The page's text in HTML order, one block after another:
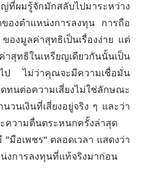
ผมรู้จักมักสลับไปมาระหว่าง
องตำแหน่งการลงทุน การถือ
องมูลค่าสุทธิเป็นเรื่องง่าย แต่
สุทธิในเหรียญเดียวกันนั้นเป็น
ป ไม่ว่าคุณจะมีความเชื่อมั่น
นต่อความเสี่ยงไม่ใช่ลักษณะ
นเงินที่เสี่ยงอยู่จริง ๆ และว่า
ความตื่นตระหนกครั้งล่าสุด
"มือเพชร" ตลอดเวลา แสดงว่า
งการลงทุนที่แท้จริงมาก่อน